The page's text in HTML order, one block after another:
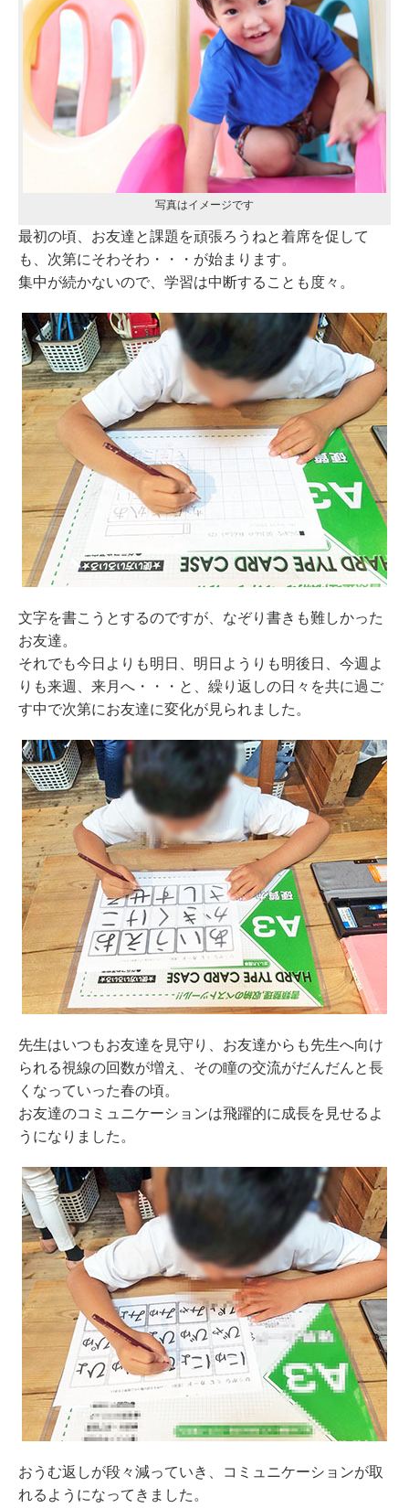
写真はイメージです
最初の頃、お友達と課題を頑張ろうねと着席を促して
も、次第にそわそわ・・・が始まります。
集中が続かないので、学習は中断することも度々。
文字を書こうとするのですが、なぞり書きも難しかった
お友達。
それでも今日よりも明日、明日ようりも明後日、今週よ
りも来週、来月へ・・・と、繰り返しの日々を共に過ご
す中で次第にお友達に変化が見られました。
先生はいつもお友達を見守り、お友達からも先生へ向け
られる視線の回数が増え、その瞳の交流がだんだんと長
くなっていった春の頃。
お友達のコミュニケーションは飛躍的に成長を見せるよ
うになりました。
おうむ返しが段々減っていき、コミュニケーションが取
れるようになってきました。